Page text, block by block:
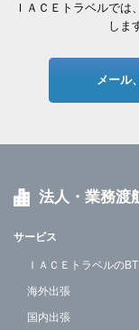
ＩＡＣＥトラベルで
しま
メール
法人・業務渡
サービス
ＩＡＣＥトラベルの
海外出張
国内出張